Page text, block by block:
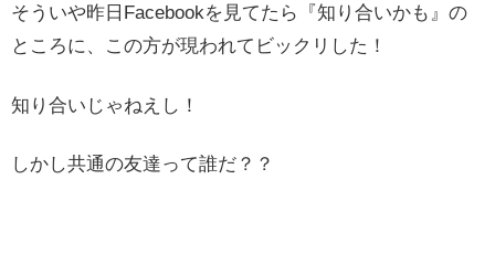
そういや昨日Facebookを見てたら『知り合いかも』の
ところに、この方が現われてビックリした！
知り合いじゃねえし！
しかし共通の友達って誰だ？？